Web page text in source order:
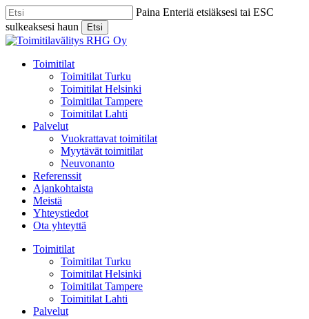
Skip
to
main
content
Paina Enteriä etsiäksesi tai ESC
sulkeaksesi haun
Etsi
Close
Menu
Toimitilat
Toimitilat Turku
Toimitilat Helsinki
Toimitilat Tampere
Toimitilat Lahti
Palvelut
Vuokrattavat toimitilat
Myytävät toimitilat
Neuvonanto
Referenssit
Ajankohtaista
Meistä
Yhteystiedot
Ota yhteyttä
Toimitilat
Toimitilat Turku
Toimitilat Helsinki
Toimitilat Tampere
Toimitilat Lahti
Palvelut